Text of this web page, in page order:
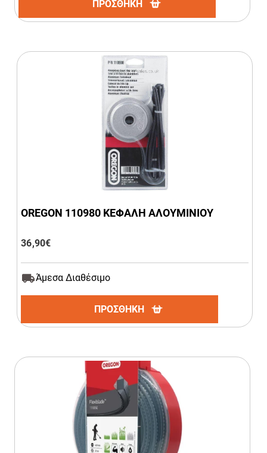
ΠΡΟΣΘΗΚΗ
OREGON 110980 ΚΕΦΑΛΗ ΑΛΟΥΜΙΝΙΟΥ
36,90€
Άμεσα Διαθέσιμο
ΠΡΟΣΘΗΚΗ